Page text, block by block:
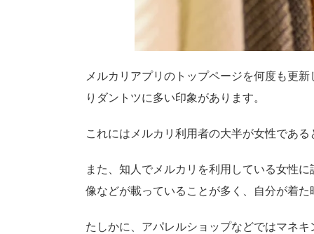
メルカリアプリのトップページを何度も更
りダントツに多い印象があります。
これにはメルカリ利用者の大半が女性であ
また、知人でメルカリを利用している女性
像などが載っていることが多く、自分が着
たしかに、アパレルショップなどではマネ